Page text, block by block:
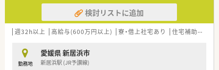
【法人特徴について】
■愛媛県内で地域密着型の店舗展開を行っており、地域医療への
貢献を最重視している法人です。
的な姿勢を持っています。
■地元企業ならではの温かみと、充実した福利厚生や人事評価制
度を兼ね備えた安定企業です。
検討リストに追加
週32h以上 高給与(600万円以上) 寮・借上社宅あり 住宅補助(手当)あり
勤務地
愛媛県 新居浜市
新居浜駅 (JR予讃線)